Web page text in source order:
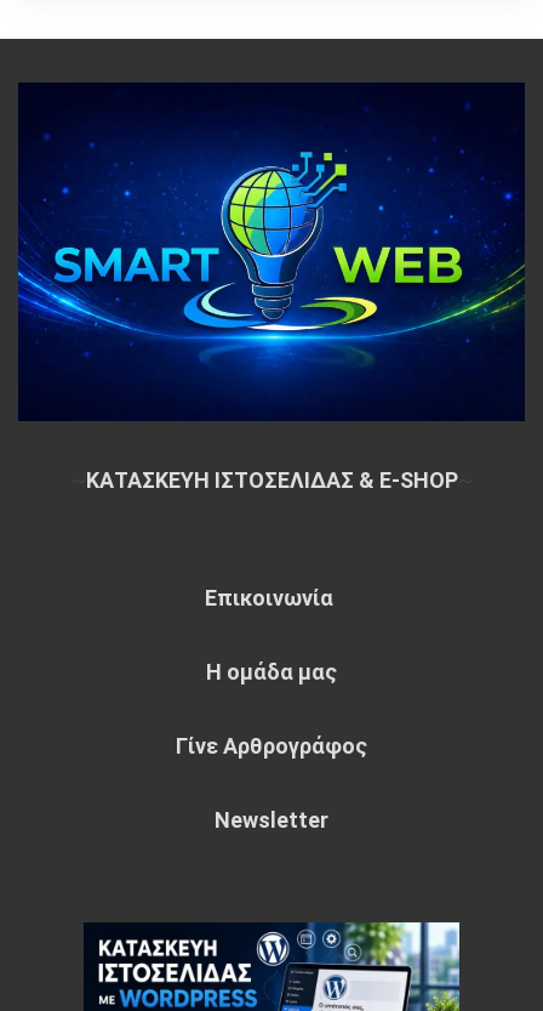
ΚΑΤΑΣΚΕΥΗ ΙΣΤΟΣΕΛΙΔΑΣ & E-SHOP~
Επικοινωνία
Η ομάδα μας
Γίνε Αρθρογράφος
Newsletter